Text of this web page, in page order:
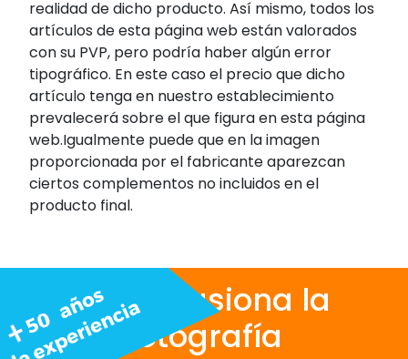
realidad de dicho producto. Así mismo, todos los
artículos de esta página web están valorados
con su PVP, pero podría haber algún error
tipográfico. En este caso el precio que dicho
artículo tenga en nuestro establecimiento
prevalecerá sobre el que figura en esta página
web.Igualmente puede que en la imagen
proporcionada por el fabricante aparezcan
ciertos complementos no incluidos en el
producto final.
Nos apasiona la
fotografía